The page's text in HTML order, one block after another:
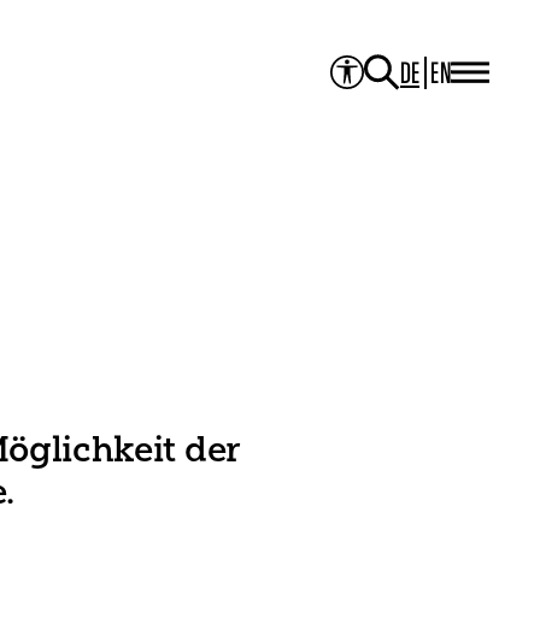
DE EN
der